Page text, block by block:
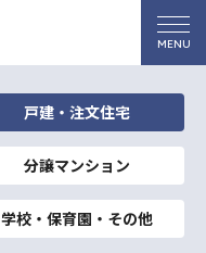
戸建・注文住宅
分譲マンション
学校・保育園・その他